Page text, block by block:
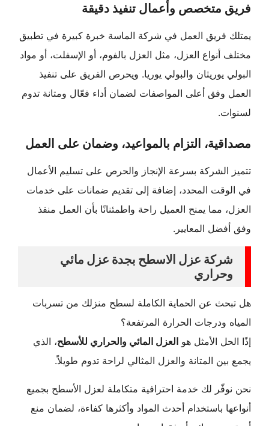
فريق متخصص وأعمال تنفيذ دقيقة
يمتلك فريق العمل في شركة الماسة خبرة كبيرة في تطبيق
مختلف أنواع العزل، مثل العزل بالفوم، أو الإسفلت، أو مواد
البولي يوريثان والبولي يوريا. ويحرص الفريق على تنفيذ
العمل وفق أعلى المواصفات لضمان أداء فعّال ومتانة تدوم
لسنوات.
مصداقية، التزام بالمواعيد، وضمان على العمل
تتميز الشركة بسرعة الإنجاز والحرص على تسليم الأعمال
في الوقت المحدد، إضافة إلى تقديم ضمانات على خدمات
العزل، مما يمنح العميل راحة واطمئنانًا بأن العمل منفذ
وفق أفضل المعايير.
شركة عزل الاسطح بجدة عزل مائي
وحراري
هل تبحث عن الحماية الكاملة لسطح منزلك من تسربات
المياه ودرجات الحرارة المرتفعة؟
إذًا الحل الأمثل هو العزل المائي والحراري للأسطح، الذي
يجمع بين المتانة والعزل المثالي لراحة تدوم طويلاً.
نحن نوفّر لك خدمة احترافية متكاملة لعزل الأسطح بجميع
أنواعها باستخدام أحدث المواد وأكثرها كفاءة، لضمان منع